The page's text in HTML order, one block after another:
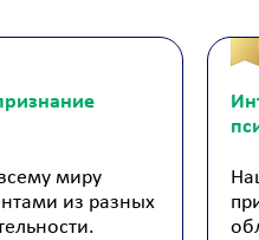
миру
из разных